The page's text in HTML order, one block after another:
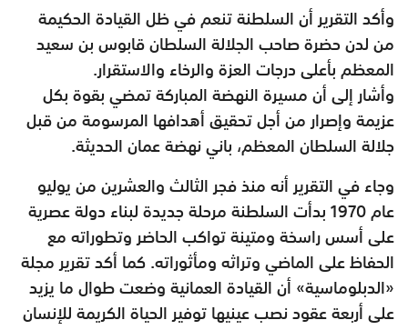
وأكد التقرير أن السلطنة تنعم في ظل القيادة الحكيمة
من لدن حضرة صاحب الجلالة السلطان قابوس بن سعيد
المعظم بأعلى درجات العزة والرخاء والاستقرار.
وأشار إلى أن مسيرة النهضة المباركة تمضي بقوة بكل
عزيمة وإصرار من أجل تحقيق أهدافها المرسومة من قبل
جلالة السلطان المعظم، باني نهضة عمان الحديثة.
وجاء في التقرير أنه منذ فجر الثالث والعشرين من يوليو
عام 1970 بدأت السلطنة مرحلة جديدة لبناء دولة عصرية
على أسس راسخة ومتينة تواكب الحاضر وتطوراته مع
الحفاظ على الماضي وتراثه ومأثوراته. كما أكد تقرير مجلة
«الدبلوماسية» أن القيادة العمانية وضعت طوال ما يزيد
على أربعة عقود نصب عينيها توفير الحياة الكريمة للإنسان